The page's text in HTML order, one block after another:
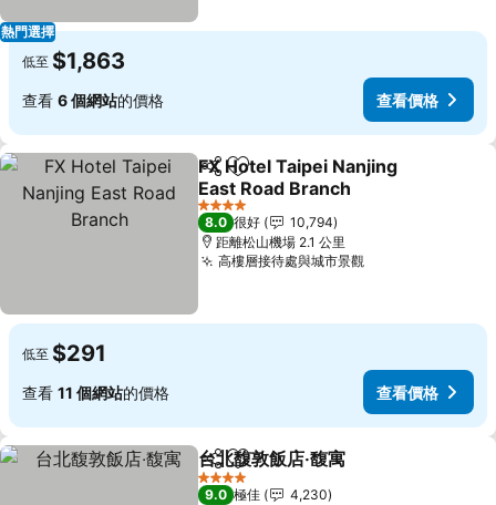
熱門選擇
低至 $1,863
查看 6 個網站的價格 查看價格
分享 放到收藏夾
FX Hotel Taipei Nanjing
East Road Branch
查看價格
4 星級
8.0 很好
10,794
距離松山機場 2.1 公里
高樓層接待處與城市景觀查看價格
低至 $291
查看 11 個網站的價格 查看價格
分享 放到收藏夾
台北馥敦飯店‧馥寓
4 星級
9.0 極佳
4,230